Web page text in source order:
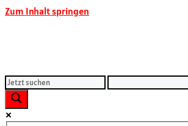
Zum Inhalt springen